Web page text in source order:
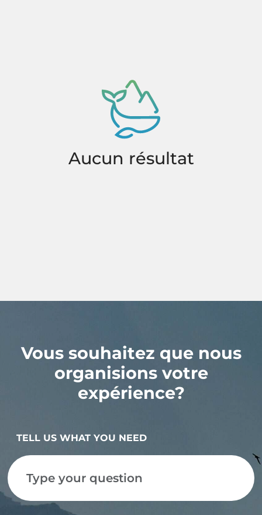
Aucun résultat
Vous souhaitez que nous
organisions votre
expérience?
TELL US WHAT YOU NEED